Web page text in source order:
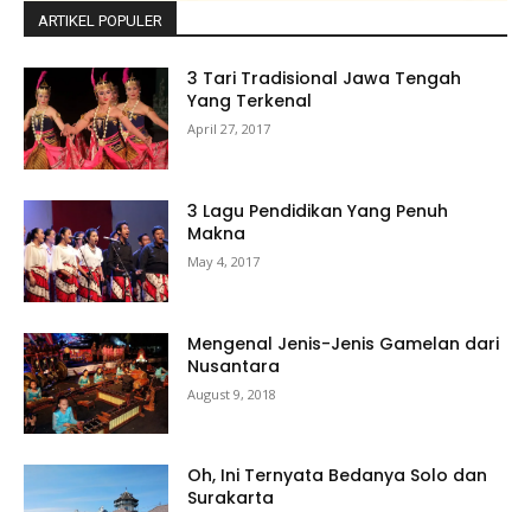
ARTIKEL POPULER
3 Tari Tradisional Jawa Tengah
Yang Terkenal
April 27, 2017
3 Lagu Pendidikan Yang Penuh
Makna
May 4, 2017
Mengenal Jenis-Jenis Gamelan dari
Nusantara
August 9, 2018
Oh, Ini Ternyata Bedanya Solo dan
Surakarta